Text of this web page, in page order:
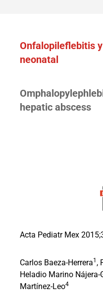
Onfalopileflebitis
neonatal
hepatic abscess
Acta Pediatr Mex
Carlos Baeza-Herrera1 ,
Heladio Marino Nájera-
Martínez-Leo4